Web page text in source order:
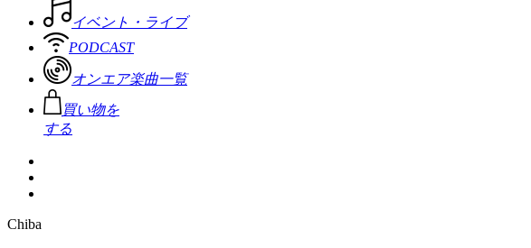
イベント・ライブ
PODCAST
オンエア楽曲一覧
買い物を
する
Chiba